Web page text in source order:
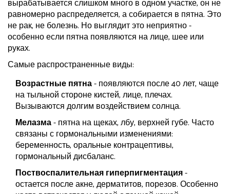
вырабатывается слишком много в одном участке, он не
равномерно распределяется, а собирается в пятна. Это
не рак, не болезнь. Но выглядит это неприятно -
особенно если пятна появляются на лице, шее или
руках.
Самые распространенные виды:
Возрастные пятна- появляются после 40 лет, чаще
на тыльной стороне кистей, лице, плечах.
Вызываются долгим воздействием солнца.
Мелазма- пятна на щеках, лбу, верхней губе. Часто
связаны с гормональными изменениями:
беременность, оральные контрацептивы,
гормональный дисбаланс.
Поствоспалительная гиперпигментация-
остается после акне, дерматитов, порезов. Особенно